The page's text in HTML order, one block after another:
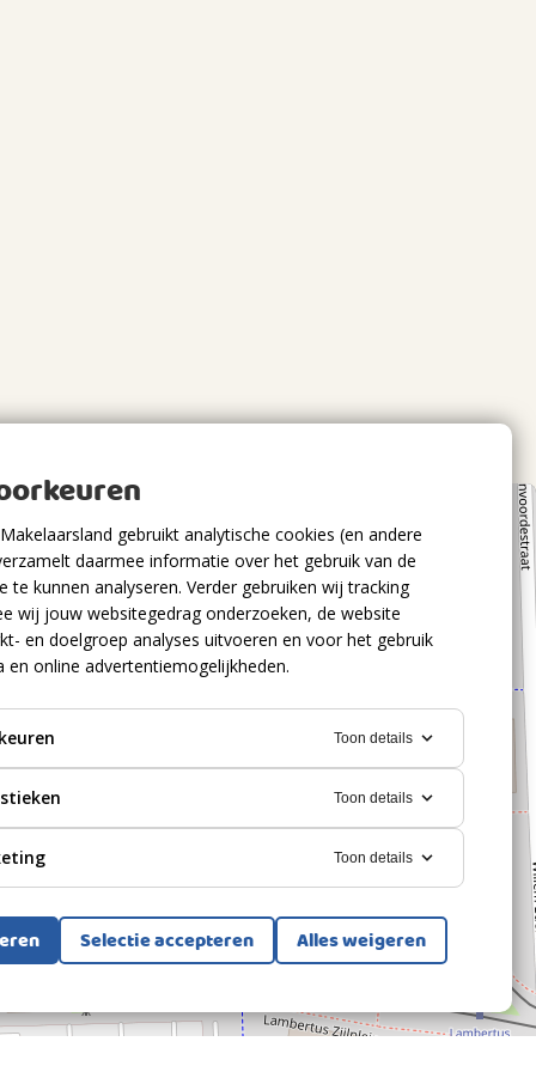
gebruikt analytische cookies (en andere
daarmee informatie over het gebruik van de
te kunnen analyseren. Verder gebruiken wij tracking
wij jouw websitegedrag onderzoeken, de website
en doelgroep analyses uitvoeren en voor het gebruik
en online advertentiemogelijkheden.
Toon details
Toon details
Toon details
Selectie accepteren Alles weigeren